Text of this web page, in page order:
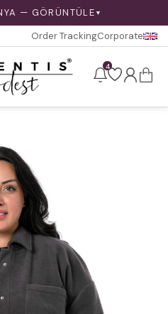
— GÖRÜNTÜLE ▼
Order TrackingCorporate
4